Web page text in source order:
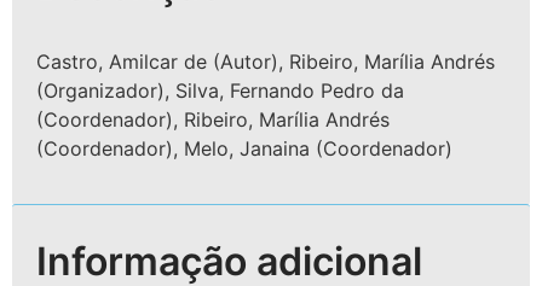
Castro, Amilcar de (Autor), Ribeiro, Marília Andrés
(Organizador), Silva, Fernando Pedro da
(Coordenador), Ribeiro, Marília Andrés
(Coordenador), Melo, Janaina (Coordenador)
Informação adicional